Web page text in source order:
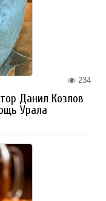
234
Данил Козлов
Урала